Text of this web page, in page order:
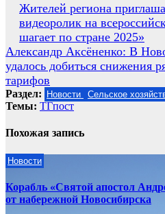
Навигация
по
записям
Жителей региона
видеоролик на
шагает по стране 2025»
Александр Аксёненко: В
удалось добиться снижения
тарифов
Раздел: Новости Сельское
Темы: ТГпост
Похожая запись
Новости
Корабль «Святой апостол
от набережной Новосибирска